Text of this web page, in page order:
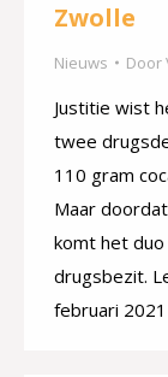
Zwolle
Nieuws Door
Justitie wist
twee
110 gram
Maar
komt het
drugsbezit.
februari 2021